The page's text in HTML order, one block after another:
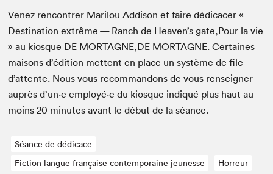
Venez ren­con­tr­er Mar­ilou Addi­son et faire dédi­cac­er «
Des­ti­na­tion extrême — Ranch de Heav­en’s gate,Pour la vie
» au kiosque DE MORTAGNE,DE MORTAGNE. Cer­taines
maisons d’édi­tion met­tent en place un sys­tème de file
d’at­tente. Nous vous recom­man­dons de vous ren­seign­er
auprès d’un·e employé·e du kiosque indiqué plus haut au
moins20 min­utes avant le début de la séance.
Séance de dédicace
Fiction langue française contemporaine jeunesse
Horreur